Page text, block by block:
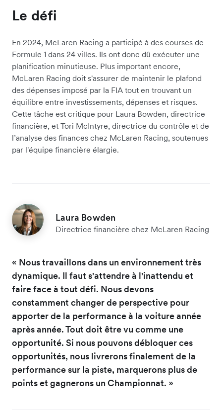
Le défi
En 2024, McLaren Racing a participé à des courses de
Formule 1 dans 24 villes. Ils ont donc dû exécuter une
planification minutieuse. Plus important encore,
McLaren Racing doit s'assurer de maintenir le plafond
des dépenses imposé par la FIA tout en trouvant un
équilibre entre investissements, dépenses et risques.
Cette tâche est critique pour Laura Bowden, directrice
financière, et Tori McIntyre, directrice du contrôle et de
l’analyse des finances chez McLaren Racing, soutenues
par l'équipe financière élargie.
Laura Bowden
Directrice financière chez McLaren Racing
« Nous travaillons dans un environnement très
dynamique. Il faut s'attendre à l'inattendu et
faire face à tout défi. Nous devons
constamment changer de perspective pour
apporter de la performance à la voiture année
après année. Tout doit être vu comme une
opportunité. Si nous pouvons débloquer ces
opportunités, nous livrerons finalement de la
performance sur la piste, marquerons plus de
points et gagnerons un Championnat. »